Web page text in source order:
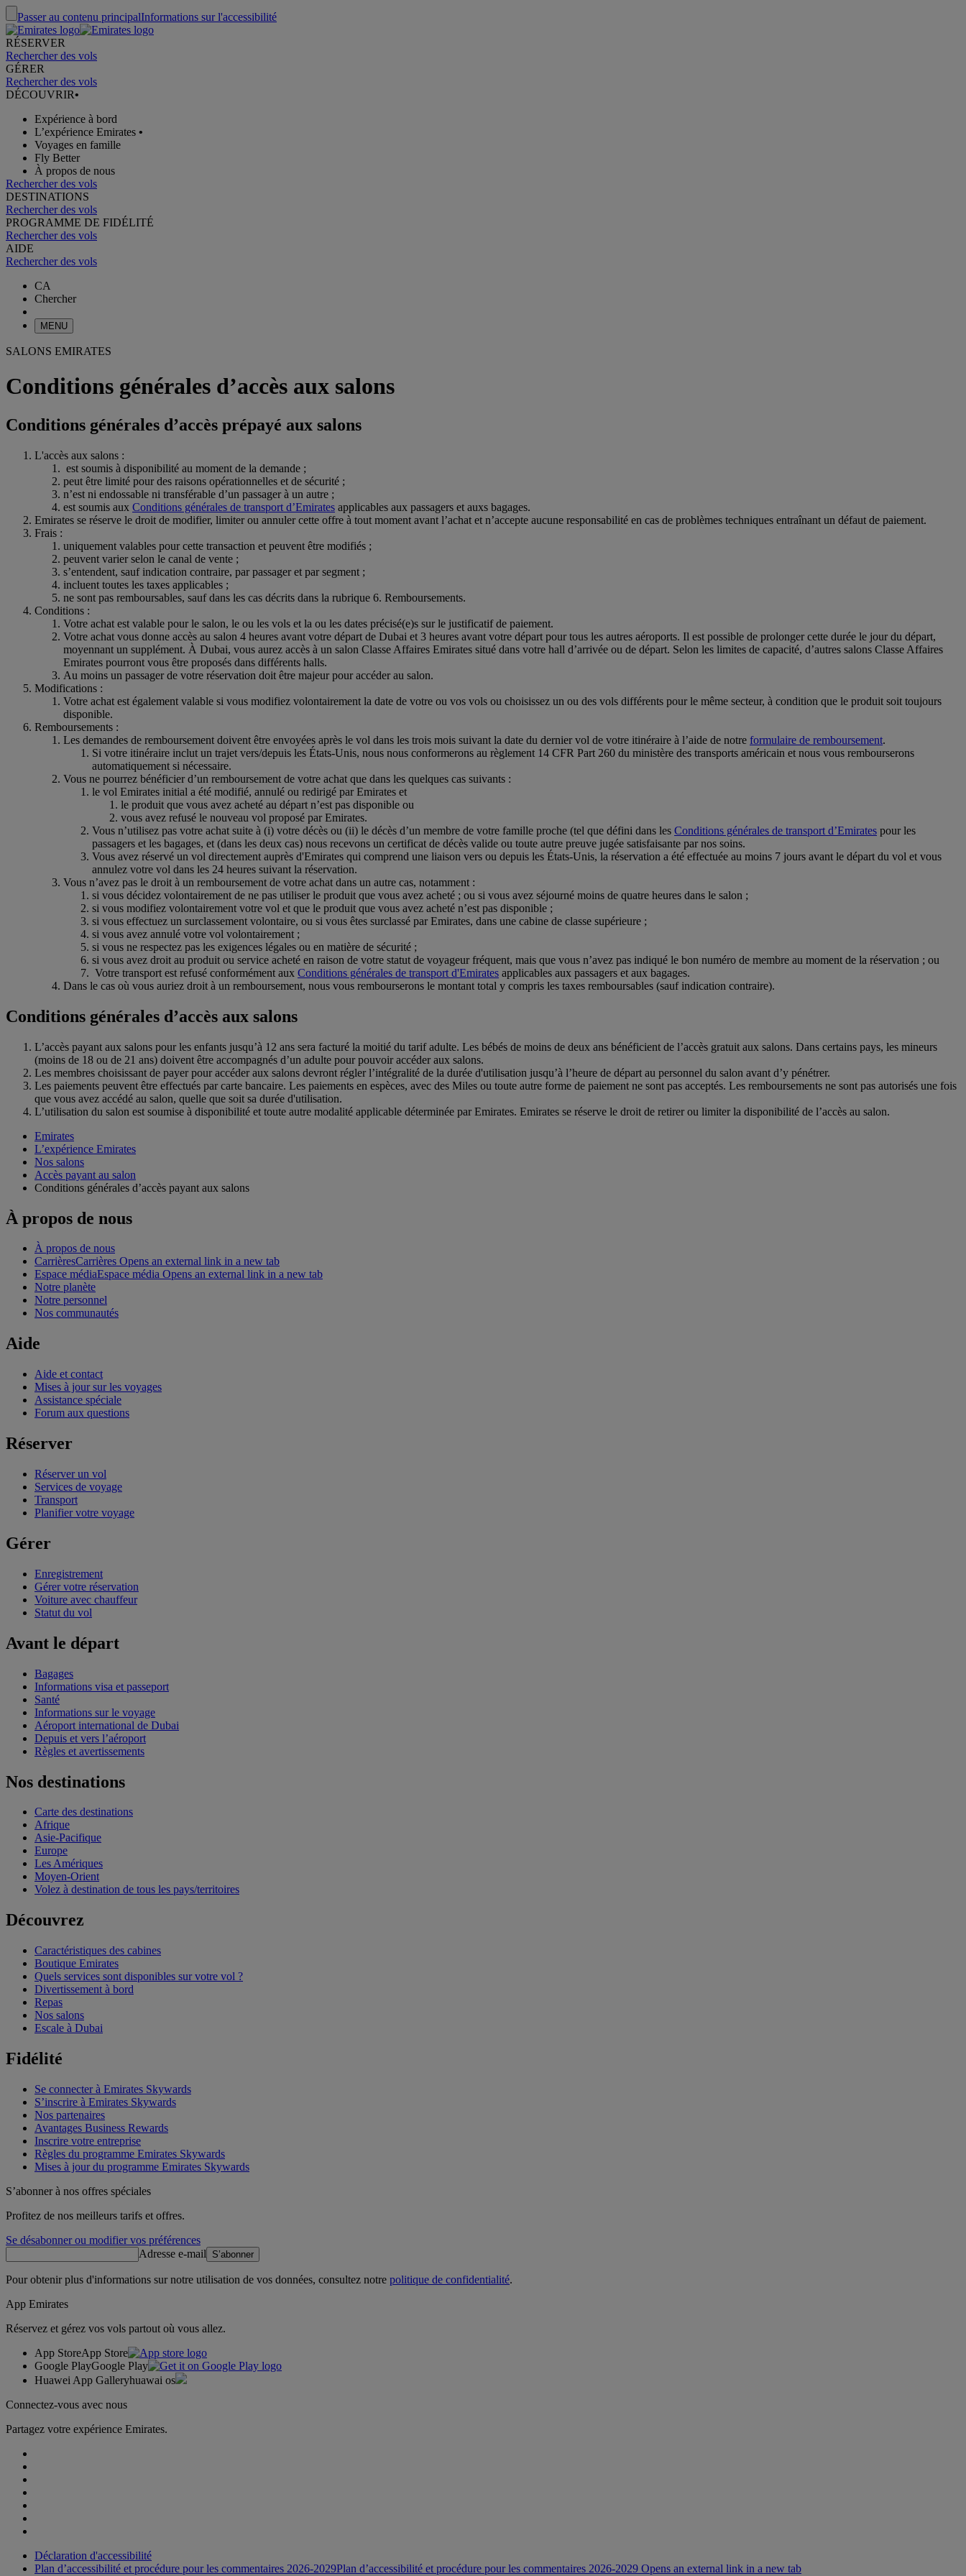
Passer au contenu principalInformations sur l'accessibilité
RÉSERVER
Rechercher des vols
GÉRER
Rechercher des vols
DÉCOUVRIR•
Expérience à bord
L’expérience Emirates •
Voyages en famille
Fly Better
À propos de nous
Rechercher des vols
DESTINATIONS
Rechercher des vols
PROGRAMME DE FIDÉLITÉ
Rechercher des vols
AIDE
Rechercher des vols
CA
Chercher
MENU
SALONS EMIRATES
Conditions générales d’accès aux salons
Conditions générales d’accès prépayé aux salons
L'accès aux salons :
est soumis à disponibilité au moment de la demande ;
peut être limité pour des raisons opérationnelles et de sécurité ;
n’est ni endossable ni transférable d’un passager à un autre ;
est soumis aux Conditions générales de transport d’Emirates applicables aux passagers et auxs bagages.
Emirates se réserve le droit de modifier, limiter ou annuler cette offre à tout moment avant l’achat et n’accepte aucune responsabilité en cas de problèmes techniques entraînant un défaut de paiement.
Frais :
uniquement valables pour cette transaction et peuvent être modifiés ;
peuvent varier selon le canal de vente ;
s’entendent, sauf indication contraire, par passager et par segment ;
incluent toutes les taxes applicables ;
ne sont pas remboursables, sauf dans les cas décrits dans la rubrique 6. Remboursements.
Conditions :
Votre achat est valable pour le salon, le ou les vols et la ou les dates précisé(e)s sur le justificatif de paiement.
Votre achat vous donne accès au salon 4 heures avant votre départ de Dubai et 3 heures avant votre départ pour tous les autres aéroports. Il est possible de prolonger cette durée le jour du départ,
moyennant un supplément. À Dubai, vous aurez accès à un salon Classe Affaires Emirates situé dans votre hall d’arrivée ou de départ. Selon les limites de capacité, d’autres salons Classe Affaires
Emirates pourront vous être proposés dans différents halls.
Au moins un passager de votre réservation doit être majeur pour accéder au salon.
Modifications :
Votre achat est également valable si vous modifiez volontairement la date de votre ou vos vols ou choisissez un ou des vols différents pour le même secteur, à condition que le produit soit toujours
disponible.
Remboursements :
Les demandes de remboursement doivent être envoyées après le vol dans les trois mois suivant la date du dernier vol de votre itinéraire à l’aide de notre formulaire de remboursement.
Si votre itinéraire inclut un trajet vers/depuis les États-Unis, nous nous conformerons au règlement 14 CFR Part 260 du ministère des transports américain et nous vous rembourserons
automatiquement si nécessaire.
Vous ne pourrez bénéficier d’un remboursement de votre achat que dans les quelques cas suivants :
le vol Emirates initial a été modifié, annulé ou redirigé par Emirates et
le produit que vous avez acheté au départ n’est pas disponible ou
vous avez refusé le nouveau vol proposé par Emirates.
Vous n’utilisez pas votre achat suite à (i) votre décès ou (ii) le décès d’un membre de votre famille proche (tel que défini dans les Conditions générales de transport d’Emirates pour les
passagers et les bagages, et (dans les deux cas) nous recevons un certificat de décès valide ou toute autre preuve jugée satisfaisante par nos soins.
Vous avez réservé un vol directement auprès d'Emirates qui comprend une liaison vers ou depuis les États-Unis, la réservation a été effectuée au moins 7 jours avant le départ du vol et vous
annulez votre vol dans les 24 heures suivant la réservation.
Vous n’avez pas le droit à un remboursement de votre achat dans un autre cas, notamment :
si vous décidez volontairement de ne pas utiliser le produit que vous avez acheté ; ou si vous avez séjourné moins de quatre heures dans le salon ;
si vous modifiez volontairement votre vol et que le produit que vous avez acheté n’est pas disponible ;
si vous effectuez un surclassement volontaire, ou si vous êtes surclassé par Emirates, dans une cabine de classe supérieure ;
si vous avez annulé votre vol volontairement ;
si vous ne respectez pas les exigences légales ou en matière de sécurité ;
si vous avez droit au produit ou service acheté en raison de votre statut de voyageur fréquent, mais que vous n’avez pas indiqué le bon numéro de membre au moment de la réservation ; ou
Votre transport est refusé conformément aux Conditions générales de transport d'Emirates applicables aux passagers et aux bagages.
Dans le cas où vous auriez droit à un remboursement, nous vous rembourserons le montant total y compris les taxes remboursables (sauf indication contraire).
Conditions générales d’accès aux salons
L’accès payant aux salons pour les enfants jusqu’à 12 ans sera facturé la moitié du tarif adulte. Les bébés de moins de deux ans bénéficient de l’accès gratuit aux salons. Dans certains pays, les mineurs
(moins de 18 ou de 21 ans) doivent être accompagnés d’un adulte pour pouvoir accéder aux salons.
Les membres choisissant de payer pour accéder aux salons devront régler l’intégralité de la durée d'utilisation jusqu’à l’heure de départ au personnel du salon avant d’y pénétrer.
Les paiements peuvent être effectués par carte bancaire. Les paiements en espèces, avec des Miles ou toute autre forme de paiement ne sont pas acceptés. Les remboursements ne sont pas autorisés une fois
que vous avez accédé au salon, quelle que soit sa durée d'utilisation.
L’utilisation du salon est soumise à disponibilité et toute autre modalité applicable déterminée par Emirates. Emirates se réserve le droit de retirer ou limiter la disponibilité de l’accès au salon.
Emirates
L’expérience Emirates
Nos salons
Accès payant au salon
Conditions générales d’accès payant aux salons
À propos de nous
À propos de nous
CarrièresCarrières Opens an external link in a new tab
Espace médiaEspace média Opens an external link in a new tab
Notre planète
Notre personnel
Nos communautés
Aide
Aide et contact
Mises à jour sur les voyages
Assistance spéciale
Forum aux questions
Réserver
Réserver un vol
Services de voyage
Transport
Planifier votre voyage
Gérer
Enregistrement
Gérer votre réservation
Voiture avec chauffeur
Statut du vol
Avant le départ
Bagages
Informations visa et passeport
Santé
Informations sur le voyage
Aéroport international de Dubai
Depuis et vers l’aéroport
Règles et avertissements
Nos destinations
Carte des destinations
Afrique
Asie-Pacifique
Europe
Les Amériques
Moyen-Orient
Volez à destination de tous les pays/territoires
Découvrez
Caractéristiques des cabines
Boutique Emirates
Quels services sont disponibles sur votre vol ?
Divertissement à bord
Repas
Nos salons
Escale à Dubai
Fidélité
Se connecter à Emirates Skywards
S’inscrire à Emirates Skywards
Nos partenaires
Avantages Business Rewards
Inscrire votre entreprise
Règles du programme Emirates Skywards
Mises à jour du programme Emirates Skywards
S’abonner à nos offres spéciales
Profitez de nos meilleurs tarifs et offres.
Se désabonner ou modifier vos préférences
Adresse e-mail
S’abonner
Pour obtenir plus d'informations sur notre utilisation de vos données, consultez notre politique de confidentialité.
App Emirates
Réservez et gérez vos vols partout où vous allez.
App StoreApp Store
Google PlayGoogle Play
Huawei App Galleryhuawai os
Connectez-vous avec nous
Partagez votre expérience Emirates.
Déclaration d'accessibilité
Plan d’accessibilité et procédure pour les commentaires 2026-2029Plan d’accessibilité et procédure pour les commentaires 2026-2029 Opens an external link in a new tab